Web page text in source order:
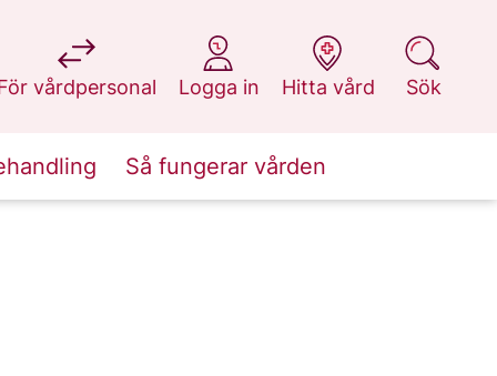
vårdpersonal
på 1177.se
Logga in
på 1177.se
Hitta vård
på 1177.se
Sök
på 1177.se
Så fungerar vården